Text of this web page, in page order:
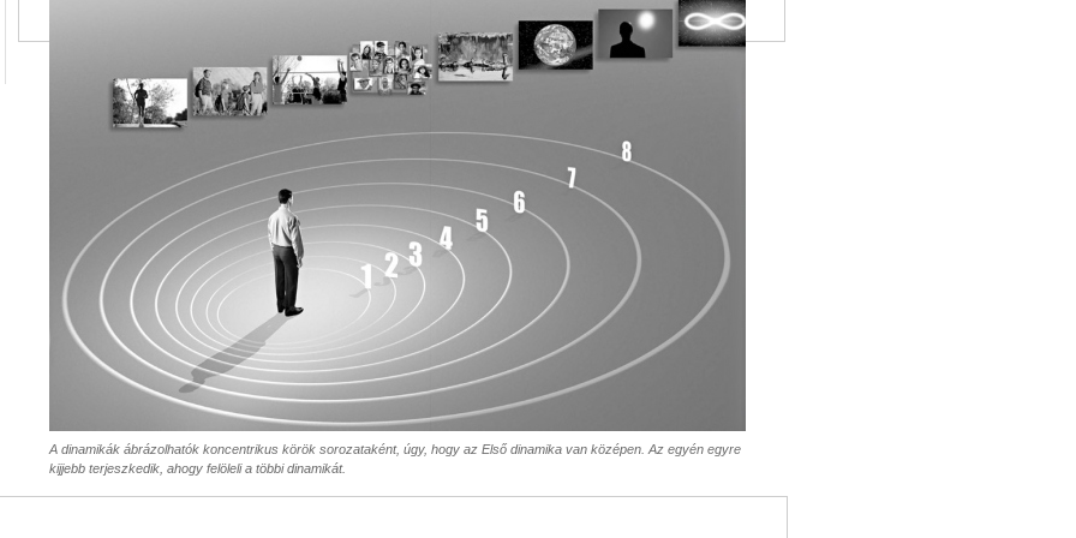
A dinamikák ábrázolhatók koncentrikus körök sorozataként, úgy, hogy az Első dinamika van középen. Az egyén egyre
kijjebb terjeszkedik, ahogy felöleli a többi dinamikát.